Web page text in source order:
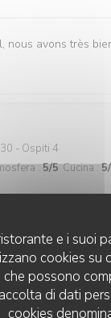
e i suoi
cookies su
che possono
di dati
cookies
nous avons très
- Ospiti 4
:5/5 Cucina:5
service excellent.